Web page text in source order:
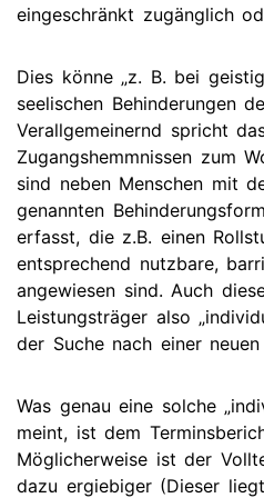
eingeschränkt zugänglich
Dies könne „z. B. bei
seelischen Behinderungen
Verallgemeinernd spricht
Zugangshemmnissen zum
sind neben Menschen mit
genannten
erfasst, die z.B. einen
entsprechend nutzbare,
angewiesen sind. Auch
Leistungsträger also
der Suche nach einer
Was genau eine solche
meint, ist dem
Möglicherweise ist der
dazu ergiebiger (Dieser